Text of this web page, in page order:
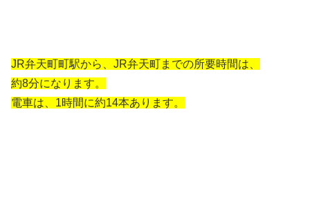
JR弁天町町駅から、JR弁天町までの所要時間は、
約8分になります。
電車は、1時間に約14本あります。